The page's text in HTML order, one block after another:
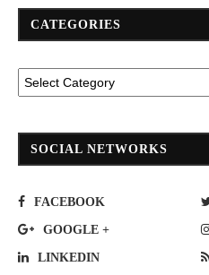
CATEGORIES
SOCIAL NETWORKS
FACEBOOK
GOOGLE +
LINKEDIN